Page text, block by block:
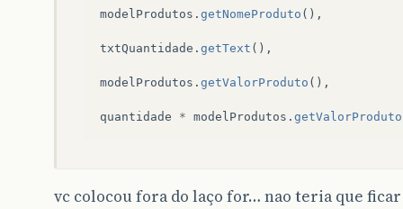
modelProdutos . getNomeProduto (),
txtQuantidade . getText (),
modelProdutos . getValorProduto (),
quantidade * modelProdutos . getValorProduto
vc colocou fora do laço for… nao teria que